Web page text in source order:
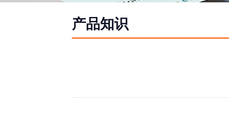
产品知识